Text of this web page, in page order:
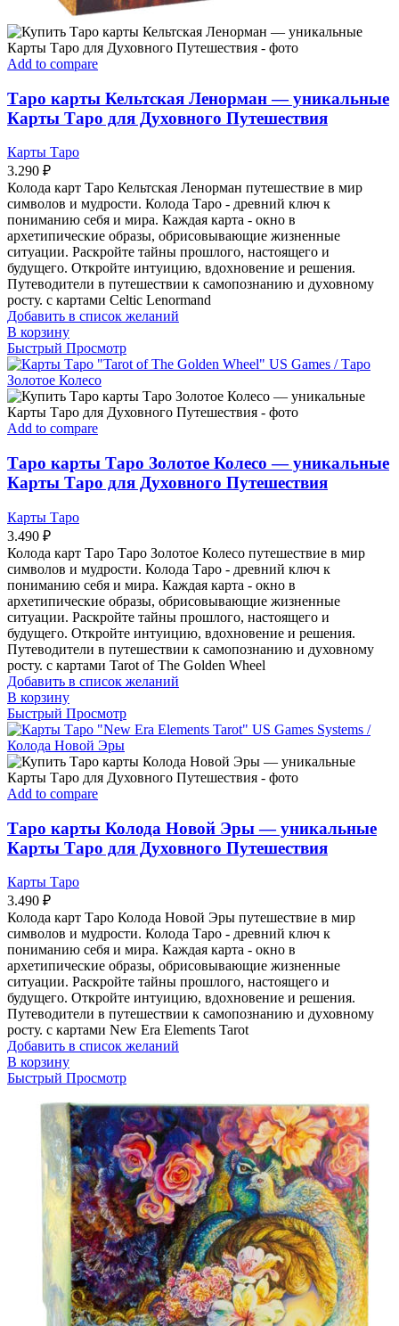
Add to compare
Таро карты Кельтская Ленорман — уникальные
Карты Таро для Духовного Путешествия
Карты Таро
3.290 ₽
Колода карт Таро Кельтская Ленорман путешествие в мир
символов и мудрости. Колода Таро - древний ключ к
пониманию себя и мира. Каждая карта - окно в
архетипические образы, обрисовывающие жизненные
ситуации. Раскройте тайны прошлого, настоящего и
будущего. Откройте интуицию, вдохновение и решения.
Путеводители в путешествии к самопознанию и духовному
росту. с картами Celtic Lenormand
Добавить в список желаний
В корзину
Быстрый Просмотр
Add to compare
Таро карты Таро Золотое Колесо — уникальные
Карты Таро для Духовного Путешествия
Карты Таро
3.490 ₽
Колода карт Таро Таро Золотое Колесо путешествие в мир
символов и мудрости. Колода Таро - древний ключ к
пониманию себя и мира. Каждая карта - окно в
архетипические образы, обрисовывающие жизненные
ситуации. Раскройте тайны прошлого, настоящего и
будущего. Откройте интуицию, вдохновение и решения.
Путеводители в путешествии к самопознанию и духовному
росту. с картами Tarot of The Golden Wheel
Добавить в список желаний
В корзину
Быстрый Просмотр
Add to compare
Таро карты Колода Новой Эры — уникальные
Карты Таро для Духовного Путешествия
Карты Таро
3.490 ₽
Колода карт Таро Колода Новой Эры путешествие в мир
символов и мудрости. Колода Таро - древний ключ к
пониманию себя и мира. Каждая карта - окно в
архетипические образы, обрисовывающие жизненные
ситуации. Раскройте тайны прошлого, настоящего и
будущего. Откройте интуицию, вдохновение и решения.
Путеводители в путешествии к самопознанию и духовному
росту. с картами New Era Elements Tarot
Добавить в список желаний
В корзину
Быстрый Просмотр